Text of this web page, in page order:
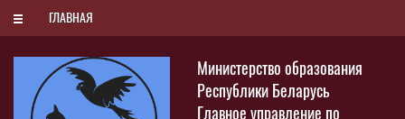
Воскресенье, 9 августа 2026
Министерство образования
Республики Беларусь
Главное управление по
ГЛАВНАЯ